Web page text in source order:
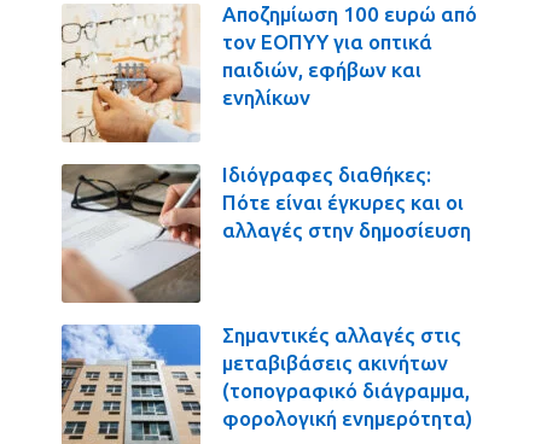
Αποζημίωση 100 ευρώ από
τον ΕΟΠΥΥ για οπτικά
παιδιών, εφήβων και
ενηλίκων
Ιδιόγραφες διαθήκες:
Πότε είναι έγκυρες και οι
αλλαγές στην δημοσίευση
Σημαντικές αλλαγές στις
μεταβιβάσεις ακινήτων
(τοπογραφικό διάγραμμα,
φορολογική ενημερότητα)